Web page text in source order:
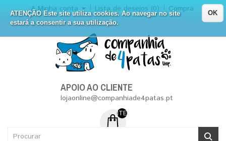
ATENÇÃO Este site utiliza cookies. Ao navegar no site
estará a consentir a sua utilização.
OK
A Minha conta Lista de desejos (0) Compra
APOIO AO CLIENTE
lojaonline@companhiade4patas.pt
ITEM (NS) DE 0 - 0.00€